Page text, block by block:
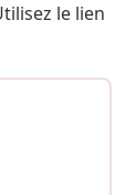
le lien